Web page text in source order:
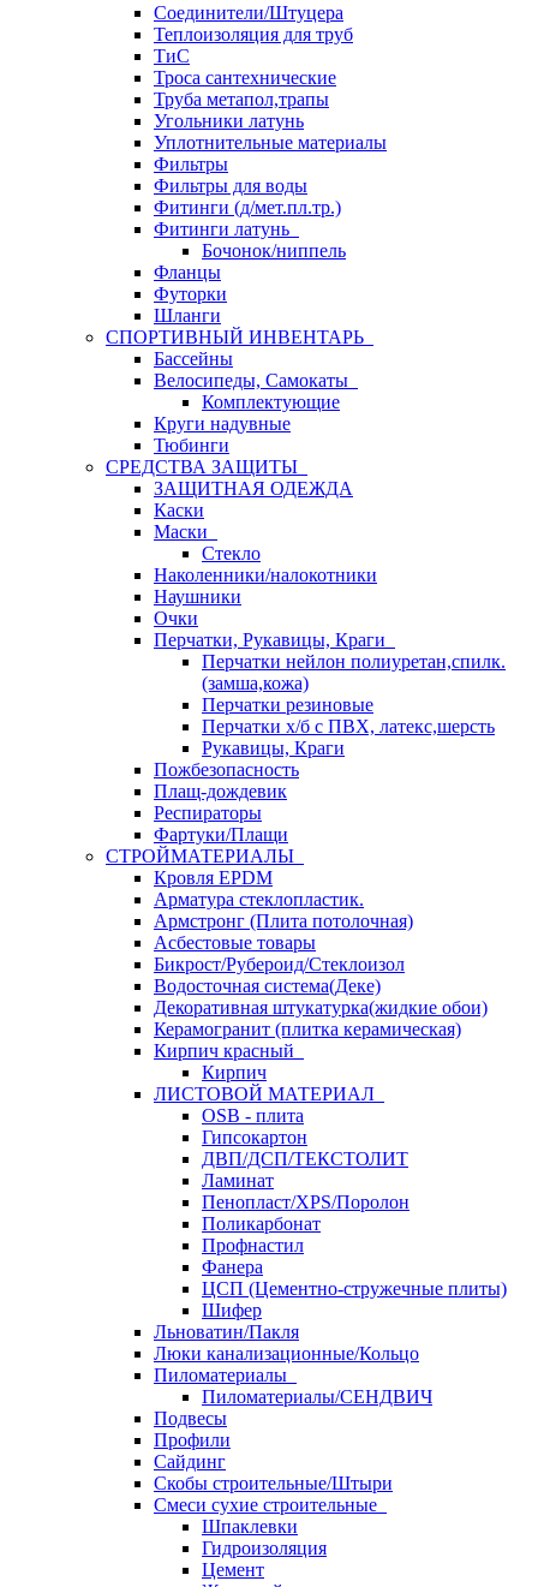
Соединители/Штуцера
Теплоизоляция для труб
ТиС
Троса сантехнические
Труба метапол,трапы
Угольники латунь
Уплотнительные материалы
Фильтры
Фильтры для воды
Фитинги (д/мет.пл.тр.)
Фитинги латунь
Бочонок/ниппель
Фланцы
Футорки
Шланги
СПОРТИВНЫЙ ИНВЕНТАРЬ
Бассейны
Велосипеды, Самокаты
Комплектующие
Круги надувные
Тюбинги
СРЕДСТВА ЗАЩИТЫ
ЗАЩИТНАЯ ОДЕЖДА
Каски
Маски
Стекло
Наколенники/налокотники
Наушники
Очки
Перчатки, Рукавицы, Краги
Перчатки нейлон полиуретан,спилк.
(замша,кожа)
Перчатки резиновые
Перчатки х/б с ПВХ, латекс,шерсть
Рукавицы, Краги
Пожбезопасность
Плащ-дождевик
Респираторы
Фартуки/Плащи
СТРОЙМАТЕРИАЛЫ
Кровля ЕРDM
Арматура стеклопластик.
Армстронг (Плита потолочная)
Асбестовые товары
Бикрост/Рубероид/Стеклоизол
Водосточная система(Деке)
Декоративная штукатурка(жидкие обои)
Керамогранит (плитка керамическая)
Кирпич красный
Кирпич
ЛИСТОВОЙ МАТЕРИАЛ
OSB - плита
Гипсокартон
ДВП/ДСП/ТЕКСТОЛИТ
Ламинат
Пенопласт/XPS/Поролон
Поликарбонат
Профнастил
Фанера
ЦСП (Цементно-стружечные плиты)
Шифер
Льноватин/Пакля
Люки канализационные/Кольцо
Пиломатериалы
Пиломатериалы/СЕНДВИЧ
Подвесы
Профили
Сайдинг
Скобы строительные/Штыри
Смеси сухие строительные
Шпаклевки
Гидроизоляция
Цемент